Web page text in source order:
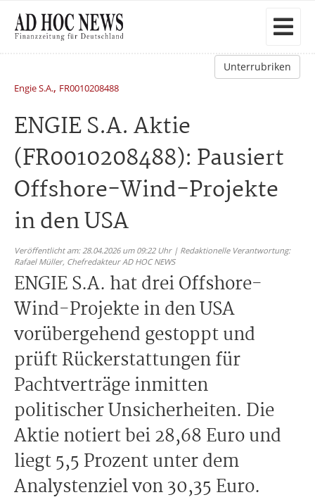
Unterrubriken
Engie S.A., FR0010208488
ENGIE S.A. Aktie
(FR0010208488): Pausiert
Offshore-Wind-Projekte
in den USA
Veröffentlicht am: 28.04.2026 um 09:22 Uhr | Redaktionelle Verantwortung:
Rafael Müller, Chefredakteur AD HOC NEWS
ENGIE S.A. hat drei Offshore-
Wind-Projekte in den USA
vorübergehend gestoppt und
prüft Rückerstattungen für
Pachtverträge inmitten
politischer Unsicherheiten. Die
Aktie notiert bei 28,68 Euro und
liegt 5,5 Prozent unter dem
Analystenziel von 30,35 Euro.